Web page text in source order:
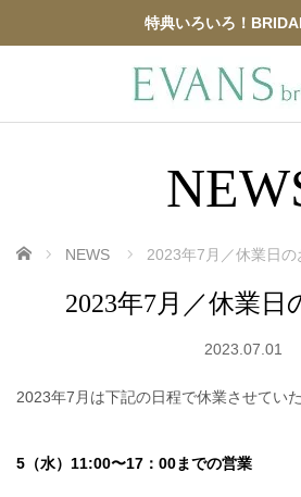
特典いろいろ！
ホーム NEWS 2023年7月／休業日の
2023年7月／休業日
2023.07.01
2023年7月は下記の日程で休業させていた
5（水）11:00〜17：00までの営業